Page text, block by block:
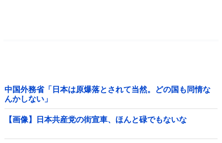
中国外務省「日本は原爆落とされて当然。どの国も同情な
んかしない」
【画像】日本共産党の街宣車、ほんと碌でもないな